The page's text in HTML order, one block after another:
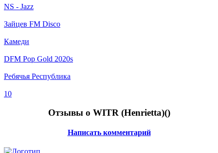
NS - Jazz
Зайцев FM Disco
Камеди
DFM Pop Gold 2020s
Ребячья Республика
10
Отзывы о WITR (Henrietta)()
Написать комментарий